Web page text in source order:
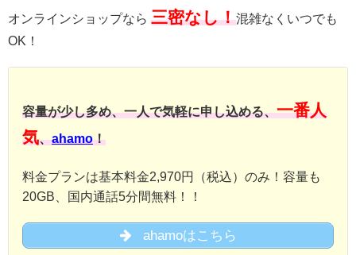
オンラインショップなら 三密なし！混雑なくいつでも
OK！
容量が少し多め、一人で気軽に申し込める、一番人
気、ahamo！
料金プランは基本料金2,970円（税込）のみ！容量も
20GB、国内通話5分間無料！！
ahamoはこちら